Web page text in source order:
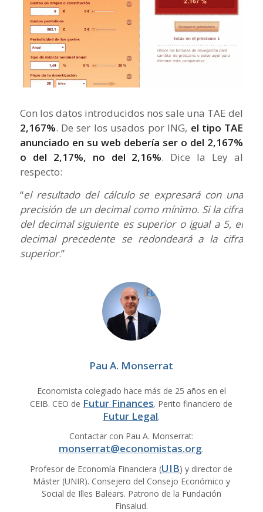
Con los datos introducidos nos sale una TAE del
2,167%. De ser los usados por ING, el tipo TAE
anunciado en su web debería ser o del 2,167%
o del 2,17%, no del 2,16%. Dice la Ley al
respecto:
“el resultado del cálculo se expresará con una
precisión de un decimal como mínimo. Si la cifra
del decimal siguiente es superior o igual a 5, el
decimal precedente se redondeará a la cifra
superior.”
Pau A. Monserrat
Economista colegiado hace más de 25 años en el
CEIB. CEO de Futur Finances. Perito financiero de
Futur Legal.
Contactar con Pau A. Monserrat:
monserrat@economistas.org.
Profesor de Economía Financiera (UIB) y director de
Máster (UNIR). Consejero del Consejo Económico y
Social de Illes Balears. Patrono de la Fundación
Finsalud.